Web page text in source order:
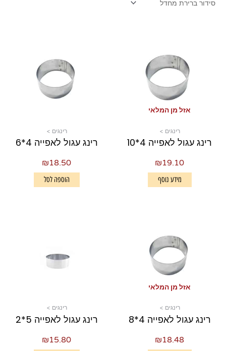
אזל מן המלאי
רינגים >
רינג עגול לאפייה 4*10
₪19.10
מידע נוסף
רינגים >
רינג עגול לאפייה 4*6
₪18.50
הוספה לסל
אזל מן המלאי
רינגים >
רינג עגול לאפייה 4*8
₪18.48
רינגים >
רינג עגול לאפייה 5*2
₪15.80